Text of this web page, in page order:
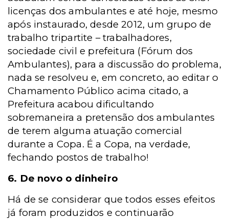
licenças dos ambulantes e até hoje, mesmo
após instaurado, desde 2012, um grupo de
trabalho tripartite – trabalhadores,
sociedade civil e prefeitura (Fórum dos
Ambulantes), para a discussão do problema,
nada se resolveu e, em concreto, ao editar o
Chamamento Público acima citado, a
Prefeitura acabou dificultando
sobremaneira a pretensão dos ambulantes
de terem alguma atuação comercial
durante a Copa. É a Copa, na verdade,
fechando postos de trabalho!
6. De novo o dinheiro
Há de se considerar que todos esses efeitos
já foram produzidos e continuarão